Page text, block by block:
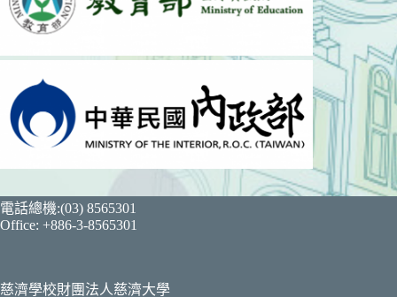
電話總機:(03) 8565301
Office: +886-3-8565301
慈濟學校財團法人慈濟大學